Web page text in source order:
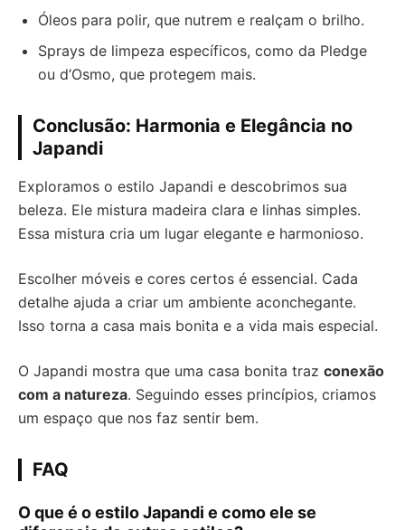
Óleos para polir, que nutrem e realçam o brilho.
Sprays de limpeza específicos, como da Pledge
ou d’Osmo, que protegem mais.
Conclusão: Harmonia e Elegância no
Japandi
Exploramos o estilo Japandi e descobrimos sua
beleza. Ele mistura madeira clara e linhas simples.
Essa mistura cria um lugar elegante e harmonioso.
Escolher móveis e cores certos é essencial. Cada
detalhe ajuda a criar um ambiente aconchegante.
Isso torna a casa mais bonita e a vida mais especial.
O Japandi mostra que uma casa bonita traz conexão
com a natureza. Seguindo esses princípios, criamos
um espaço que nos faz sentir bem.
FAQ
O que é o estilo Japandi e como ele se